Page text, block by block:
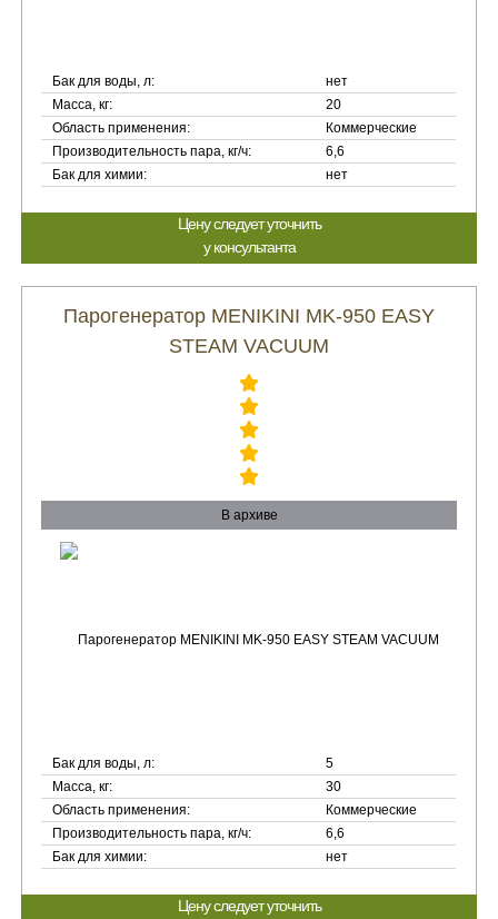
Бак для воды, л:
нет
Масса, кг:
20
Область применения:
Коммерческие
Производительность пара, кг/ч:
6,6
Бак для химии:
нет
Цену следует уточнить
у консультанта
Парогенератор MENIKINI MK-950 EASY
STEAM VACUUM
В архиве
Бак для воды, л:
5
Масса, кг:
30
Область применения:
Коммерческие
Производительность пара, кг/ч:
6,6
Бак для химии:
нет
Цену следует уточнить